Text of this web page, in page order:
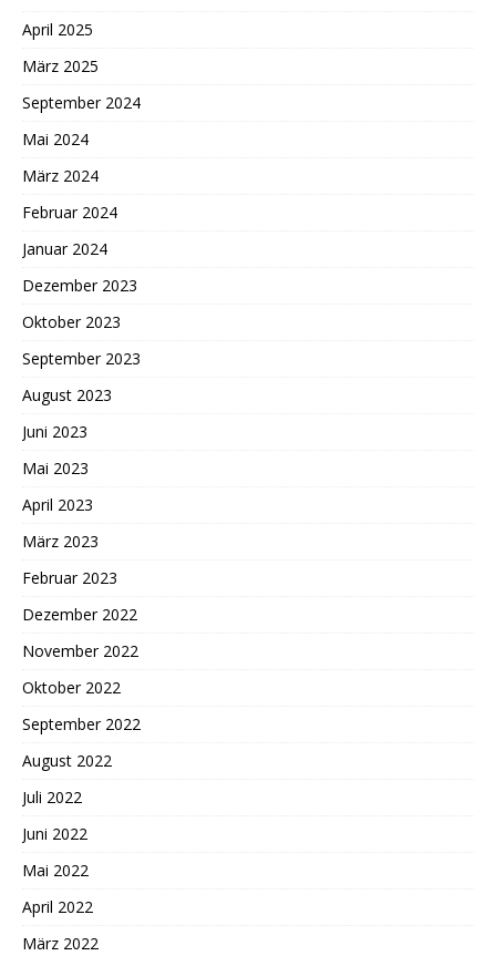
April 2025
März 2025
September 2024
Mai 2024
März 2024
Februar 2024
Januar 2024
Dezember 2023
Oktober 2023
September 2023
August 2023
Juni 2023
Mai 2023
April 2023
März 2023
Februar 2023
Dezember 2022
November 2022
Oktober 2022
September 2022
August 2022
Juli 2022
Juni 2022
Mai 2022
April 2022
März 2022